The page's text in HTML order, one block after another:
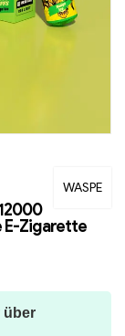
WASPE
E-Zigarette
über